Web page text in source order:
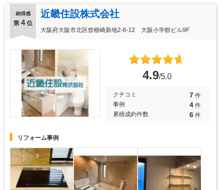
納得感
第 ４ 位
近畿住設株式会社
大阪府大阪市北区曾根崎新地2-6-12 大阪小学館ビル9F
4.9/5.0
クチコミ 7 件
事例
4 件
累積成約件数
6 件
リフォーム事例